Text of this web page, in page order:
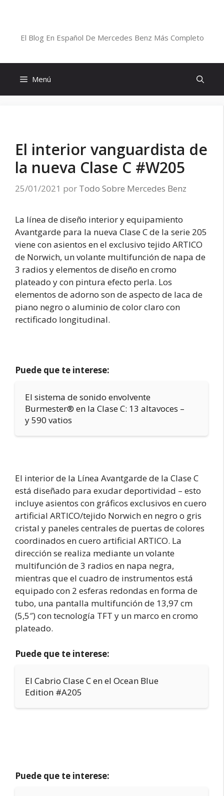
El Blog En Español De Mercedes Benz Más Completo
Menú
El interior vanguardista de
la nueva Clase C #W205
25/01/2021 por Todo Sobre Mercedes Benz
La línea de diseño interior y equipamiento
Avantgarde para la nueva Clase C de la serie 205
viene con asientos en el exclusivo tejido ARTICO
de Norwich, un volante multifunción de napa de
3 radios y elementos de diseño en cromo
plateado y con pintura efecto perla. Los
elementos de adorno son de aspecto de laca de
piano negro o aluminio de color claro con
rectificado longitudinal.
Puede que te interese:
El sistema de sonido envolvente
Burmester® en la Clase C: 13 altavoces –
y 590 vatios
El interior de la Línea Avantgarde de la Clase C
está diseñado para exudar deportividad – esto
incluye asientos con gráficos exclusivos en cuero
artificial ARTICO/tejido Norwich en negro o gris
cristal y paneles centrales de puertas de colores
coordinados en cuero artificial ARTICO. La
dirección se realiza mediante un volante
multifunción de 3 radios en napa negra,
mientras que el cuadro de instrumentos está
equipado con 2 esferas redondas en forma de
tubo, una pantalla multifunción de 13,97 cm
(5,5″) con tecnología TFT y un marco en cromo
plateado.
Puede que te interese:
El Cabrio Clase C en el Ocean Blue
Edition #A205
Puede que te interese: